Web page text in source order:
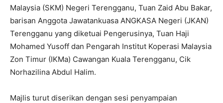
Malaysia (SKM) Negeri Terengganu, Tuan Zaid Abu Bakar,
barisan Anggota Jawatankuasa ANGKASA Negeri (JKAN)
Terengganu yang diketuai Pengerusinya, Tuan Haji
Mohamed Yusoff dan Pengarah Institut Koperasi Malaysia
Zon Timur (IKMa) Cawangan Kuala Terengganu, Cik
Norhazilina Abdul Halim.
Majlis turut diserikan dengan sesi penyampaian